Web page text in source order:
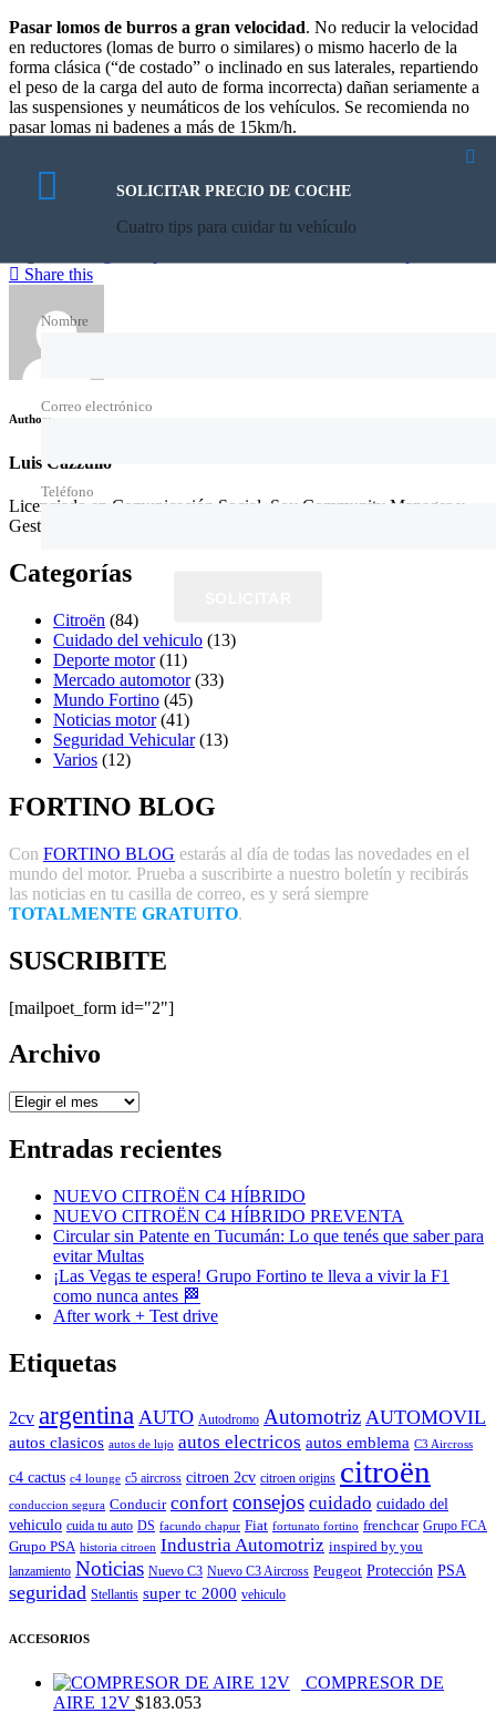
Pasar lomos de burros a gran velocidad. No reducir la velocidad
en reductores (lomas de burro o similares) o mismo hacerlo de la
forma clásica (“de costado” o inclinado en sus laterales, repartiendo
el peso de la carga del auto de forma incorrecta) dañan seriamente a
las suspensiones y neumáticos de los vehículos. Se recomienda no
pasar lomas ni badenes a más de 15km/h.
Varios,
Share this
Author:
Luis Cazzullo
Licenciado en Comunicación Social. Soy Community Manager y
Gestor de E-commerce en Fortunato Fortino.
Categorías
Citroën (84)
Cuidado del vehiculo (13)
Deporte motor(11)
Mercado automotor(33)
Mundo Fortino (45)
Noticias motor(41)
Seguridad Vehicular(13)
Varios (12)
FORTINO BLOG
Con FORTINO BLOG estarás al día de todas las novedades en el
mundo del motor. Prueba a suscribirte a nuestro boletín y recibirás
las noticias en tu casilla de correo, es y será siempre
TOTALMENTE GRATUITO.
SUSCRIBITE
[mailpoet_form id="2"]
Archivo
Archivo
Entradas recientes
NUEVO CITROËN C4 HÍBRIDO
NUEVO CITROËN C4 HÍBRIDO PREVENTA
Circular sin Patente en Tucumán: Lo que tenés que saber para
evitar Multas
¡Las Vegas te espera! Grupo Fortino te lleva a vivir la F1
como nunca antes 🏁
After work + Test drive
Etiquetas
2cv argentina AUTO Autodromo Automotriz AUTOMOVIL
autos clasicos autos de lujo autos electricos autos emblema C3 Aircross
c4 cactus c4 lounge c5 aircross citroen 2cv citroen origins citroën
conduccion segura Conducir confort consejos cuidado cuidado del
vehiculo cuida tu auto DS facundo chapur Fiat fortunato fortino frenchcar Grupo FCA
Grupo PSA historia citroen Industria Automotriz inspired by you
lanzamiento Noticias Nuevo C3 Nuevo C3 Aircross Peugeot Protección PSA
seguridad Stellantis super tc 2000 vehiculo
ACCESORIOS
COMPRESOR DE
AIRE 12V $183.053
SOLICITAR PRECIO DE COCHE
Cuatro tips para cuidar tu vehículo
Nombre
Correo electrónico
Teléfono